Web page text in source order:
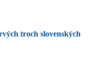
troch slovenských